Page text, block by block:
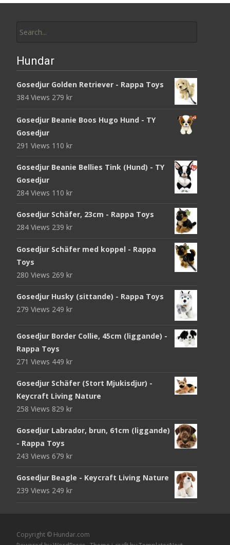
for:
Hundar
Gosedjur Golden Retriever - Rappa Toys
384 Views 279 kr
Gosedjur Beanie Boos Hugo Hund - TY
Gosedjur
291 Views 110 kr
Gosedjur Beanie Bellies Tink (Hund) - TY
Gosedjur
284 Views 110 kr
Gosedjur Schäfer, 23cm - Rappa Toys
284 Views 239 kr
Gosedjur Schäfer med koppel - Rappa
Toys
280 Views 269 kr
Gosedjur Husky (sittande) - Rappa Toys
279 Views 249 kr
Gosedjur Border Collie, 45cm (liggande) -
Rappa Toys
271 Views 449 kr
Gosedjur Schäfer (Stort Mjukisdjur) -
Keycraft Living Nature
258 Views 829 kr
Gosedjur Labrador, brun, 61cm (liggande)
- Rappa Toys
243 Views 679 kr
Gosedjur Beagle - Keycraft Living Nature
239 Views 249 kr
Copyright © Hundar.com